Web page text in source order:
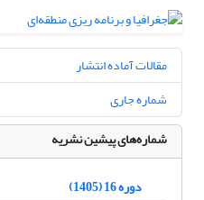
مقالات آماده انتشار
شماره جاری
شماره‌های پیشین نشریه
دوره 16 (1405)